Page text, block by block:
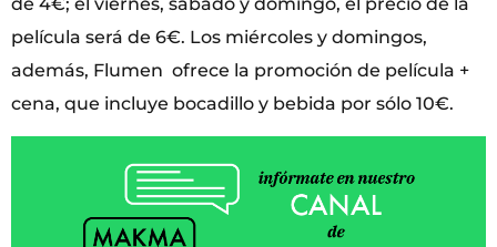
película será de 6€. Los miércoles y domingos,
además, Flumen ofrece la promoción de película +
cena, que incluye bocadillo y bebida por sólo 10€.